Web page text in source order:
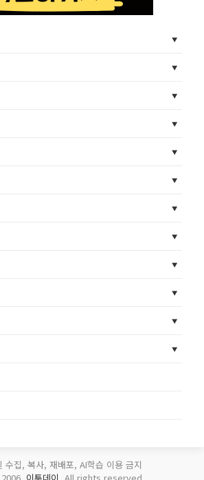
수집, 복사, 재배포, AI학습 이용 금지